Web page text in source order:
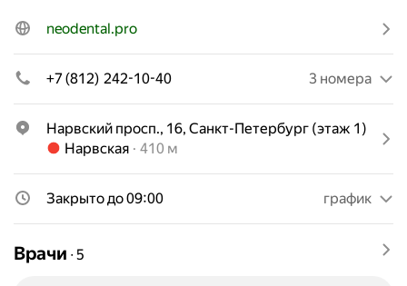
neodental.pro
+7 (812) 242-10-40 3 номера
Нарвский просп., 16, Санкт-Петербург (этаж 1)
Метро Нарвская Расстояние 410 м
Нарвская 410 м
Закрыто до 09:00 график
Врачи ∙ 5